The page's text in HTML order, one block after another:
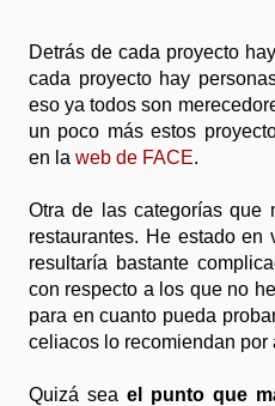
Detrás de cada proyecto
cada proyecto hay
eso ya todos son
un poco más estos
en la web de FACE.
Otra de las categorías que
restaurantes. He estado
resultaría bastante
con respecto a los que no
para en cuanto pueda
celiacos lo recomiendan por
Quizá sea el punto que